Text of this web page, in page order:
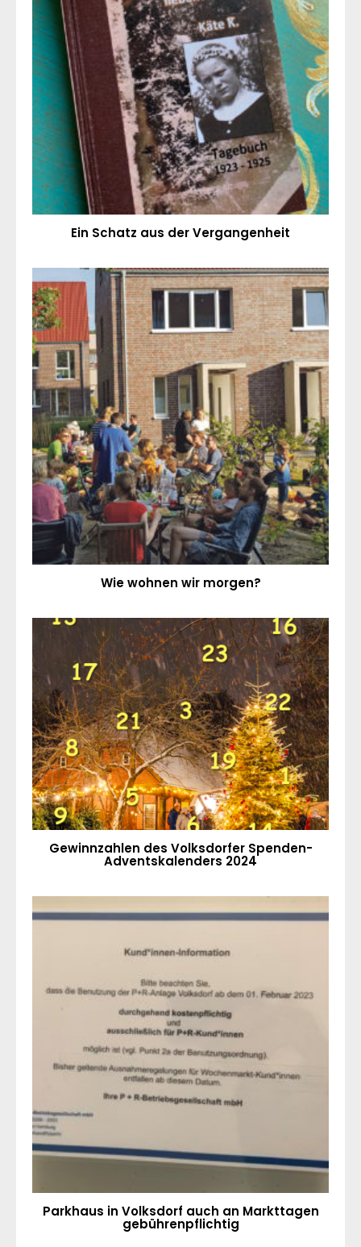
Ein Schatz aus der Vergangenheit
Wie wohnen wir morgen?
Gewinnzahlen des Volksdorfer Spenden-
Adventskalenders 2024
Parkhaus in Volksdorf auch an Markttagen
gebührenpflichtig